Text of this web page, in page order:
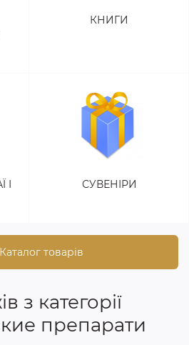
КНИГИ
І
СУВЕНІРИ
Каталог товарів
з категорії
препарати